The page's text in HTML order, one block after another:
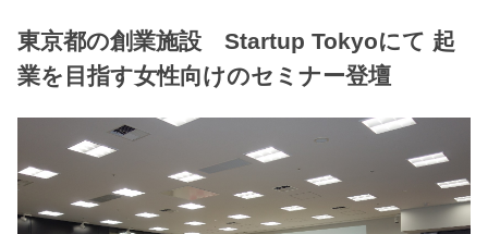
東京都の創業施設 Startup Tokyoにて 起
業を目指す女性向けのセミナー登壇